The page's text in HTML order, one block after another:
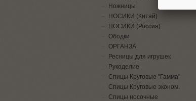
Ножницы
НОСИКИ (Китай)
НОСИКИ (Россия)
Ободки
ОРГАНЗА
Ресницы для игрушек
Рукоделие
Спицы Круговые "Гамма"
Спицы Круговые эконом.
Спицы носочные